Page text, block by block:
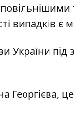
випадків є
Георгієва, це